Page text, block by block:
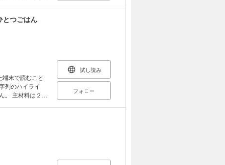
もない提供が
で作成されて
と
ドなしの最強
「食べて治す」
続けられる
を使って、 不
」、日本テレビ
Ｖ」など、メ
が２０１８年度
とつごはん
末で読むこと
列のハイライ
２
。
試し読み
フォロー